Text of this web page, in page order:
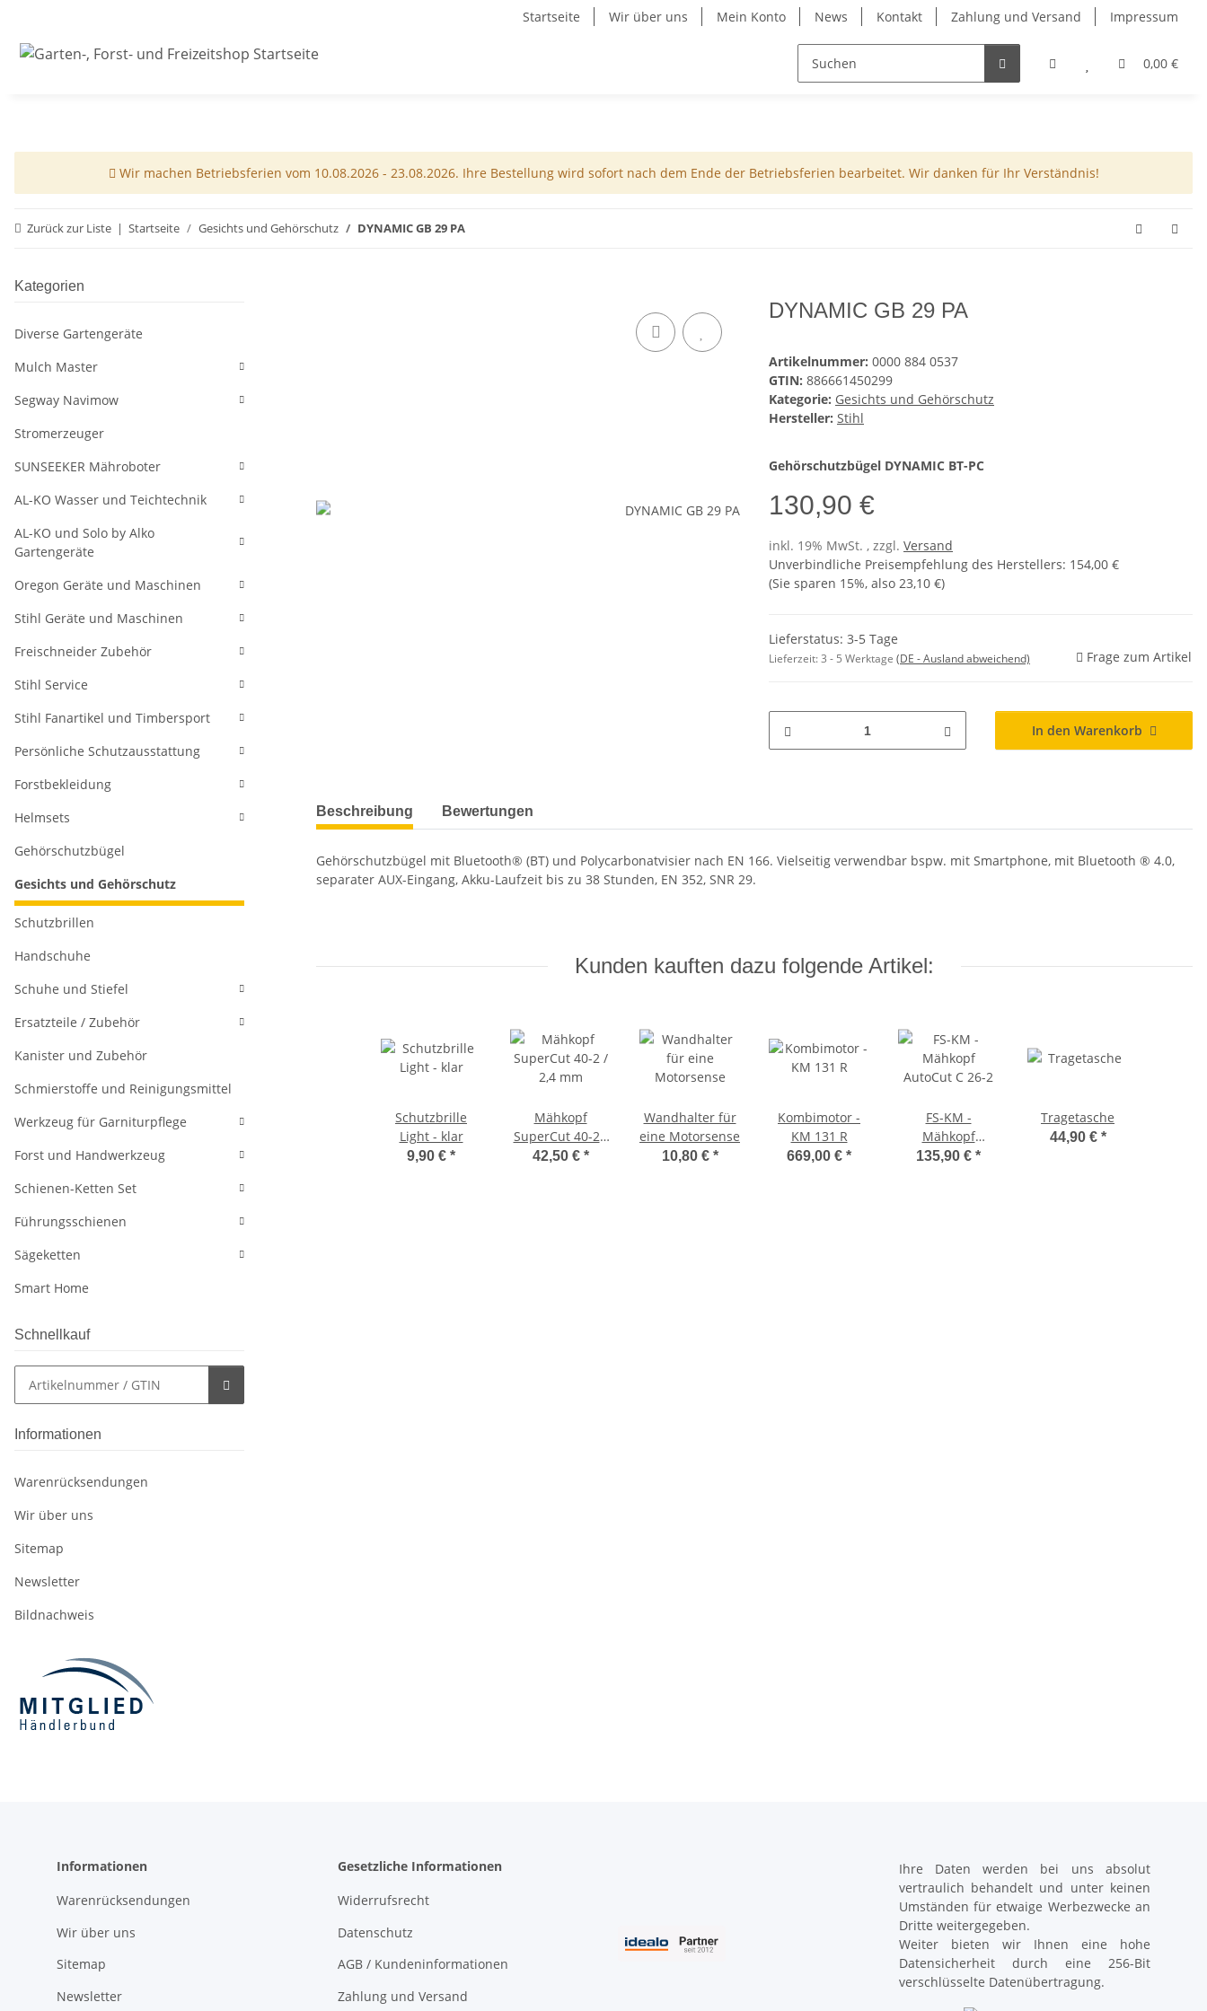
Startseite Wir über uns Mein Konto News Kontakt Zahlung und Versand Impressum
0,00 €
Wir machen Betriebsferien vom 10.08.2026 - 23.08.2026. Ihre Bestellung wird sofort nach dem Ende der Betriebsferien bearbeitet. Wir danken für Ihr Verständnis!
Zurück zur Liste Startseite Gesichts und Gehörschutz DYNAMIC GB 29 PA
DYNAMIC GB 29 PA
Artikelnummer: 0000 884 0537
GTIN: 886661450299
Kategorie: Gesichts und Gehörschutz
Hersteller: Stihl
Gehörschutzbügel DYNAMIC BT-PC
130,90 €
inkl. 19% MwSt. , zzgl. Versand
Unverbindliche Preisempfehlung des Herstellers: 154,00 €
(Sie sparen 15%, also 23,10 €)
Lieferstatus: 3-5 Tage
Lieferzeit:3 - 5 Werktage (DE - Ausland abweichend) Frage zum Artikel
In den Warenkorb
weitere Registerkarten anzeigen
Beschreibung Bewertungen
Gehörschutzbügel mit Bluetooth® (BT) und Polycarbonatvisier nach EN 166. Vielseitig verwendbar bspw. mit Smartphone, mit Bluetooth ® 4.0,
separater AUX-Eingang, Akku-Laufzeit bis zu 38 Stunden, EN 352, SNR 29.
Kunden kauften dazu folgende Artikel:
Schutzbrille
Light - klar
9,90 € *
Mähkopf
SuperCut 40-2 /
2,4 mm
42,50 € *
Wandhalter für
eine Motorsense
10,80 € *
Kombimotor -
KM 131 R
669,00 € *
FS-KM -
Mähkopf
AutoCut C 26-2
135,90 € *
Tragetasche
44,90 € *
Kategorien
Diverse Gartengeräte
Mulch Master
Segway Navimow
Stromerzeuger
SUNSEEKER Mähroboter
AL-KO Wasser und Teichtechnik
AL-KO und Solo by Alko
Gartengeräte
Oregon Geräte und Maschinen
Stihl Geräte und Maschinen
Freischneider Zubehör
Stihl Service
Stihl Fanartikel und Timbersport
Persönliche Schutzausstattung
Forstbekleidung
Helmsets
Gehörschutzbügel
Gesichts und Gehörschutz
Schutzbrillen
Handschuhe
Schuhe und Stiefel
Ersatzteile / Zubehör
Kanister und Zubehör
Schmierstoffe und Reinigungsmittel
Werkzeug für Garniturpflege
Forst und Handwerkzeug
Schienen-Ketten Set
Führungsschienen
Sägeketten
Smart Home
Schnellkauf
Informationen
Warenrücksendungen
Wir über uns
Sitemap
Newsletter
Bildnachweis
Informationen
Warenrücksendungen
Wir über uns
Sitemap
Newsletter
Gesetzliche Informationen
Widerrufsrecht
Datenschutz
AGB / Kundeninformationen
Zahlung und Versand
Ihre Daten werden bei uns absolut
vertraulich behandelt und unter keinen
Umständen für etwaige Werbezwecke an
Dritte weitergegeben.
Weiter bieten wir Ihnen eine hohe
Datensicherheit durch eine 256-Bit
verschlüsselte Datenübertragung.